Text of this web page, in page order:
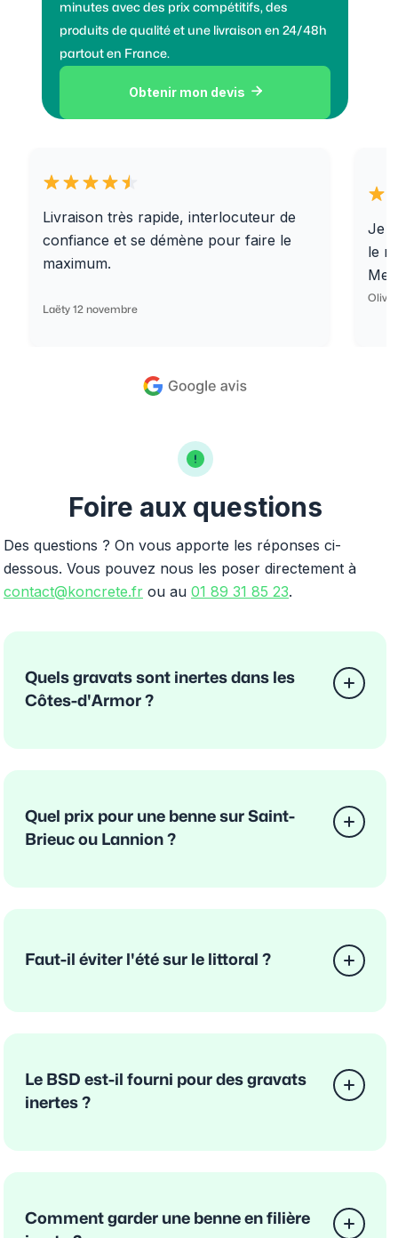
minutes avec des prix compétitifs, des
produits de qualité et une livraison en 24/48h
partout en France.
Obtenir mon devis 
Livraison très rapide, interlocuteur de
confiance et se démène pour faire le
maximum.
Laëty 12 novembre
Je
le
Foire aux questions
Des questions ? On vous apporte les réponses ci-
dessous. Vous pouvez nous les poser directement à
contact@koncrete.fr ou au 01 89 31 85 23.
Quels gravats sont inertes dans les
Côtes-d'Armor ?
Quel prix pour une benne sur Saint-
Brieuc ou Lannion ?
Faut-il éviter l'été sur le littoral ?
Le BSD est-il fourni pour des gravats
inertes ?
Comment garder une benne en filière